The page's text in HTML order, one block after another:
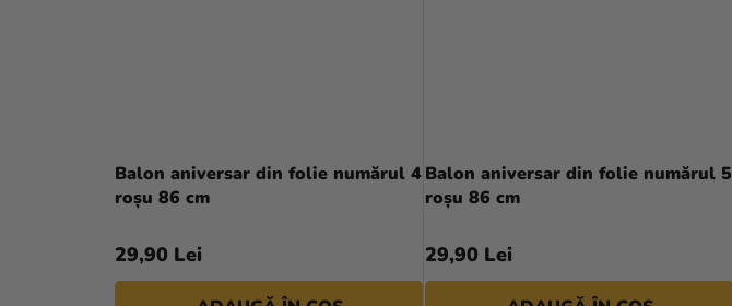
Balon aniversar din folie numărul 4
roșu 86 cm
29,90 Lei
Balon aniversar din folie numărul 5
roșu 86 cm
29,90 Lei